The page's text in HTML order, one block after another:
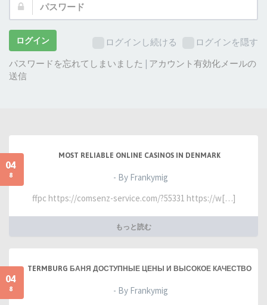
名:
ド:
ログインし続ける ログインを隠す
ログイン
パスワードを忘れてしまいました | アカウント有効化メールの
送信
04
8
MOST RELIABLE ONLINE CASINOS IN DENMARK
- By Frankymig
ffpc https://comsenz-service.com/?55331 https://w[…]
もっと読む
04
8
TERMBURG БАНЯ ДОСТУПНЫЕ ЦЕНЫ И ВЫСОКОЕ КАЧЕСТВО
- By Frankymig